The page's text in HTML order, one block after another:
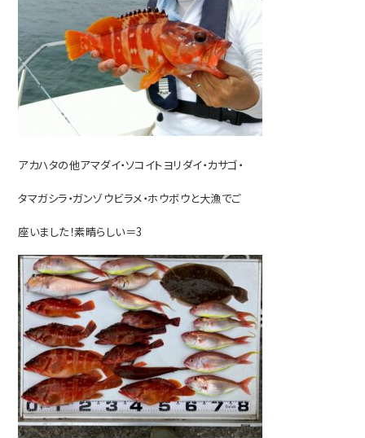
アカハタの他アマダイ・ソコイトヨリダイ・カサゴ・
タマガシラ・ガンゾウビラメ・ホウボウと大漁でご
座いました！素晴らしい＝3